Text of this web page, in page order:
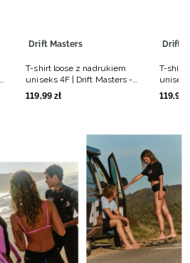
Drift Masters
T-shirt loose z nadrukiem
uniseks 4F | Drift Masters -
biały
119,99 zł
Drift
T-shirt
czarny
119,99